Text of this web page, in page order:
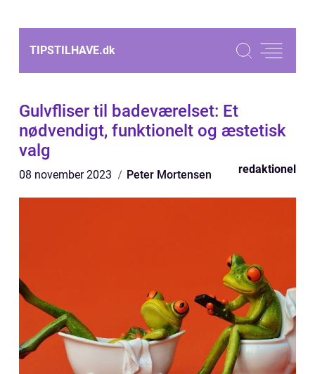
TIPSTILHAVE.dk
Gulvfliser til badeværelset: Et
nødvendigt, funktionelt og æstetisk
valg
08 november 2023 Peter Mortensen redaktionel